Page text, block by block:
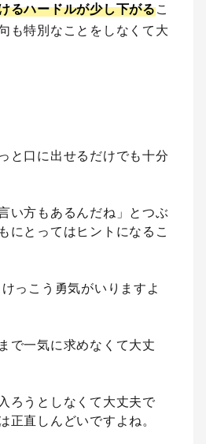
るハードルが少し下がるこ
も特別なことをしなくて大
と口に出せるだけでも十分
い方もあるんだね」とつぶ
にとってはヒントになるこ
っこう勇気がいりますよ
で一気に求めなくて大丈
ろうとしなくて大丈夫で
正直しんどいですよね。